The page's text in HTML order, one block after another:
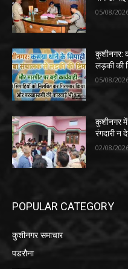
05/08/
कुशीनगर:
लड़की की
05/08/
कुशीनगर में
रंगदारी न
02/08/
POPULAR CATEGORY
कुशीनगर समाचार
पडरौना